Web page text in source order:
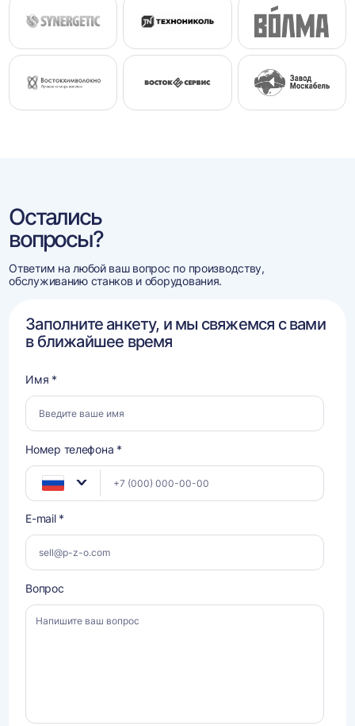
Остались
вопросы?
Ответим на любой ваш вопрос по производству,
обслуживанию станков и оборудования.
Заполните анкету, и мы свяжемся с вами
в ближайшее время
Имя *
Номер телефона *
E-mail *
Вопрос